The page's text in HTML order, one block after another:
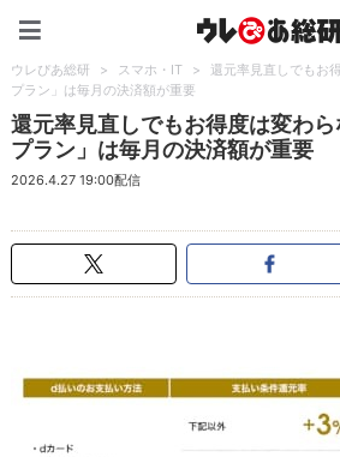
ウレぴあ総研 > スマホ・IT >
還元率見直しでもお
プラン」は毎月の決済額が重要
還元率見直しでもお得度は変わ
プラン」は毎月の決済額が重要
2026.4.27 19:00配信